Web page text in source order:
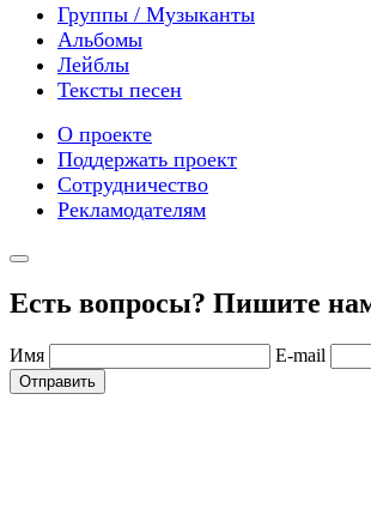
Группы / Музыканты
Альбомы
Лейблы
Тексты песен
О проекте
Поддержать проект
Сотрудничество
Рекламодателям
Есть вопросы? Пишите
Имя E-mail